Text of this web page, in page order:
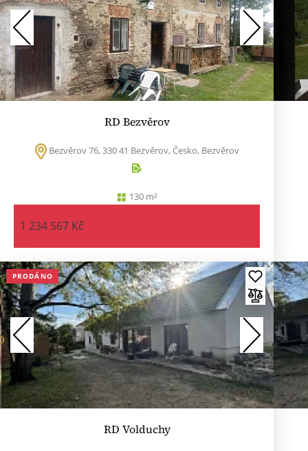
RD Bezvěrov
Bezvěrov 76, 330 41 Bezvěrov, Česko, Bezvěrov
130 m²
1 234 567 Kč
PRODÁNO
RD Volduchy